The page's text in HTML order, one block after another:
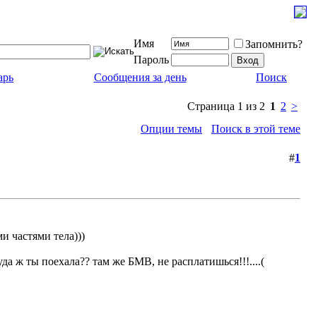
Имя
Запомнить?
Пароль
Сообщения за день Поиск
Страница 1 из 2 1 2 >
Опции темы
Поиск в этой теме
#1
частями тела)))
ж ты поехала?? там же БМВ, не расплатишься!!!....(